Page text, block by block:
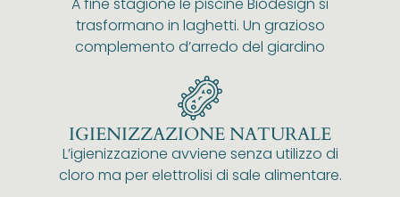
trasformano in laghetti. Un grazioso
complemento d’arredo del giardino
IGIENIZZAZIONE NATURALE
L’igienizzazione avviene senza utilizzo di
cloro ma per elettrolisi di sale alimentare.